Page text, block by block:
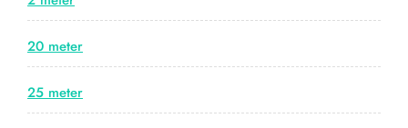
20 meter
25 meter